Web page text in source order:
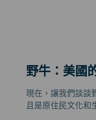
野牛：美國
現在，讓我們談談
且是原住民文化和